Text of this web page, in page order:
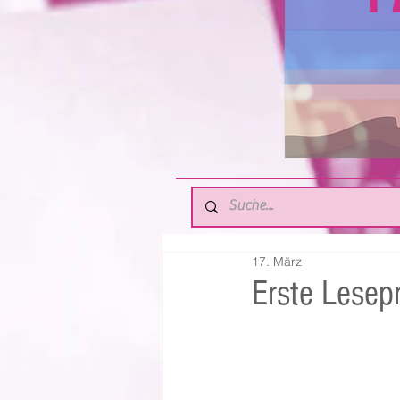
Erste
17. März